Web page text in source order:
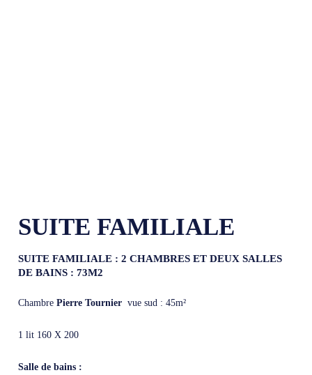
SUITE FAMILIALE
SUITE FAMILIALE : 2 CHAMBRES ET DEUX SALLES
DE BAINS : 73M2
Chambre Pierre Tourniervue sud : 45m²
1 lit 160 X 200
Salle de bains :